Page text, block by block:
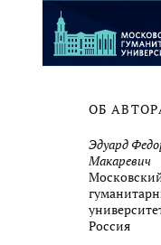
ОБ
Эдуард
Макаревич
Россия